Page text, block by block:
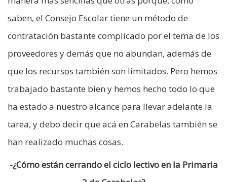
saben, el Consejo Escolar tiene un método de
contratación bastante complicado por el tema de los
proveedores y demás que no abundan, además de
que los recursos también son limitados. Pero hemos
trabajado bastante bien y hemos hecho todo lo que
ha estado a nuestro alcance para llevar adelante la
tarea, y debo decir que acá en Carabelas también se
han realizado muchas cosas.
-¿Cómo están cerrando el ciclo lectivo en la Primaria